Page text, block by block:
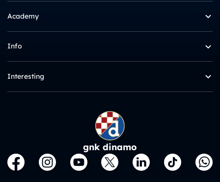
Academy
Info
Interesting
gnk dinamo